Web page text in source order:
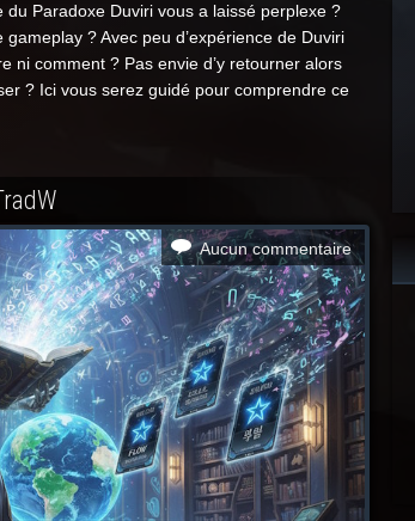
Paradoxe Duviri vous a laissé perplexe ?
? Avec peu d’expérience de Duviri
ni comment ? Pas envie d’y retourner alors
? Ici vous serez guidé pour comprendre ce
Aucun commentaire